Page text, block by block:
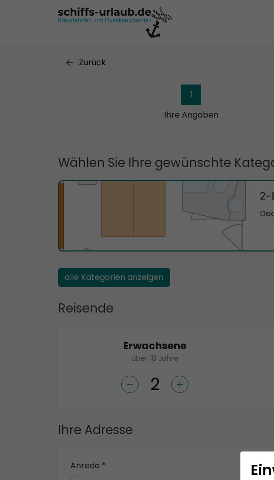
Zurück
1
Ihre Angaben
Wählen Sie Ihre gewünschte
2-
alle Kategorien anzeigen
Reisende
Erwachsene
über 18 Jahre
Ihre Adresse
Anrede * Titel